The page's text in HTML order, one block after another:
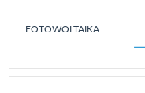
FOTOWOLTAIKA